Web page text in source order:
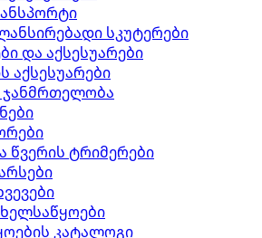
სკუტერები
და აქსესუარები
აქსესუარები
ჯანმრთელობა
წვერის ტრიმერები
კატალოგი